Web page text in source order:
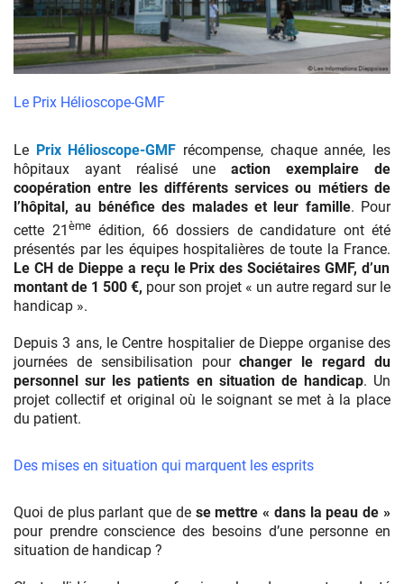
Hospitalier
Dieppe
Le Prix Hélioscope-GMF
Le Prix Hélioscope-GMF récompense, chaque année, les
hôpitaux ayant réalisé uneaction exemplaire de
coopération entre les différents services ou métiers de
l’hôpital, au bénéfice des malades et leur famille. Pour
cette 21 èmeédition, 66 dossiers de candidature ont été
présentés par les équipes hospitalières de toute la France.
Le CH de Dieppe a reçu le Prix des Sociétaires GMF, d’un
montant de 1 500 €, pour son projet « un autre regard sur le
handicap ».
Depuis 3 ans, le Centre hospitalier de Dieppe organise des
journées de sensibilisation pourchanger le regard du
personnel sur les patients en situation de handicap. Un
projet collectif et original où le soignant se met à la place
du patient.
Des mises en situation qui marquent les esprits
Quoi de plus parlant que de se mettre « dans la peau de »
pour prendre conscience des besoins d’une personne en
situation de handicap ?